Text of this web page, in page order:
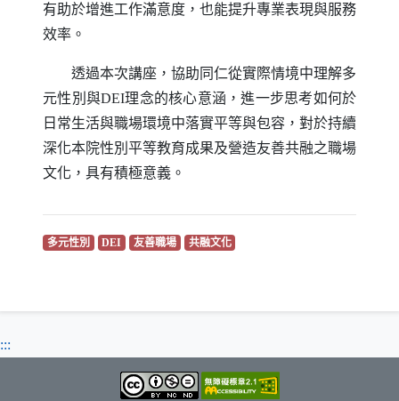
有助於增進工作滿意度，也能提升專業表現與服務
效率。
透過本次講座，協助同仁從實際情境中理解多
元性別與DEI理念的核心意涵，進一步思考如何於
日常生活與職場環境中落實平等與包容，對於持續
深化本院性別平等教育成果及營造友善共融之職場
文化，具有積極意義。
多元性別 （另開新視窗）
DEI （另開新視窗）
友善職場（另開新視窗）
共融文化（另開新視窗）
:::